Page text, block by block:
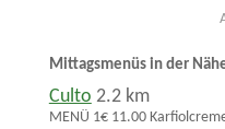
Mittagsmenüs in der
Culto 2.2 km
MENÜ 1€ 11.00